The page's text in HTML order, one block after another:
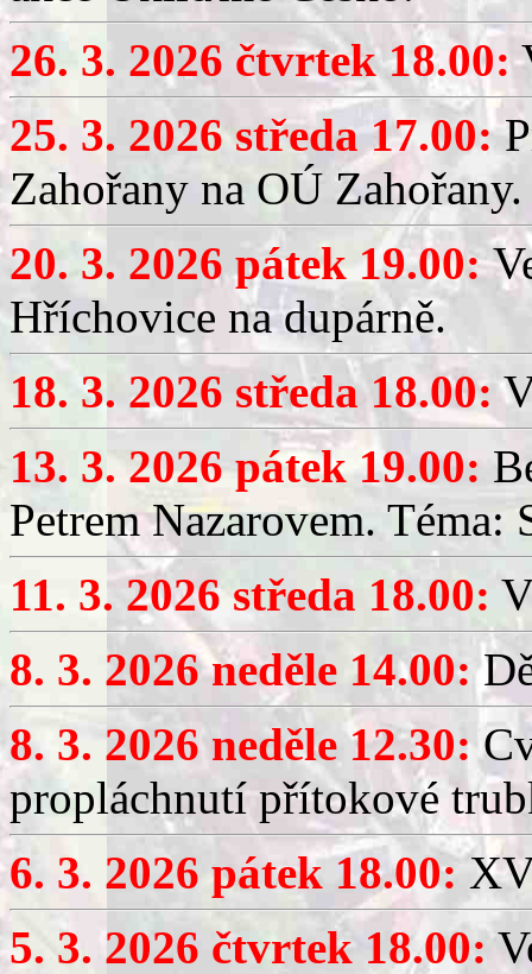
26. 3. 2026 čtvrtek 18.00:
25. 3. 2026 středa 17.00:
Zahořany na OÚ Zahořany.
20. 3. 2026 pátek 19.00:
Hříchovice na dupárně.
18. 3. 2026 středa 18.00:
13. 3. 2026 pátek 19.00:
Petrem Nazarovem. Téma:
11. 3. 2026 středa 18.00:
8. 3. 2026 neděle 14.00:
8. 3. 2026 neděle 12.30:
propláchnutí přítokové
6. 3. 2026 pátek 18.00:
5. 3. 2026 čtvrtek 18.00: